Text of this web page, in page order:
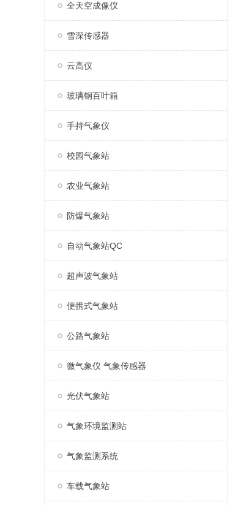
全天空成像仪
雪深传感器
云高仪
玻璃钢百叶箱
手持气象仪
校园气象站
农业气象站
防爆气象站
自动气象站QC
超声波气象站
便携式气象站
公路气象站
微气象仪 气象传感器
光伏气象站
气象环境监测站
气象监测系统
车载气象站